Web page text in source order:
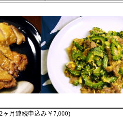
ヶ月連続申込み￥7,000)